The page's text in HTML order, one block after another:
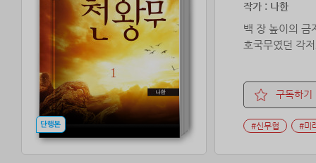
작가 : 나한
백 장 높이의 금
호국무였던 각
구독하기
#신무협 #미